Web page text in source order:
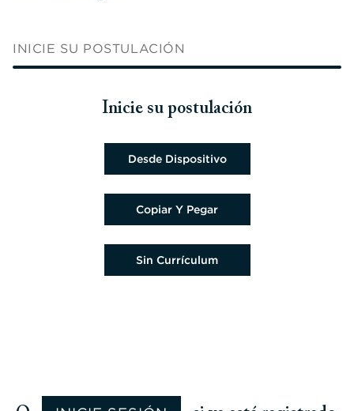
INICIE SU POSTULACIÓN
Inicie su postulación
Desde Dispositivo
Copiar Y Pegar
Sin Currículum